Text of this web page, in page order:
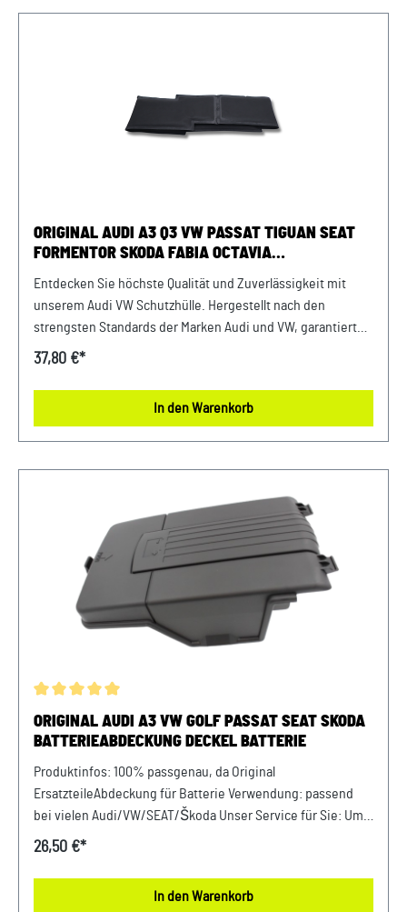
Ihnen die Möglichkeit, uns vor Ihrer Bestellung oder in der
Kaufabwicklung die 17-stellige Fahrgestellnummer (Bsp.
ORIGINAL AUDI A3 Q3 VW PASSAT TIGUAN SEAT
FORMENTOR SKODA FABIA OCTAVIA
Entdecken Sie höchste Qualität und Zuverlässigkeit mit
unserem Audi VW Schutzhülle. Hergestellt nach den
strengsten Standards der Marken Audi und VW, garantiert
dieser Schutzhülle eine lange Lebensdauer und
Stabilität Ihrer Fahrzeuge mit unseren hochwertigen
Originalteilen. Produktinfos: 100% passgenau, da Original
PR-Nummer: 2JD, TJ7, TL1, 8Z4 uvm. Unser Service für Sie:
Um Fehlkäufe zu vermeiden, bieten wir Ihnen die
Möglichkeit, uns vor Ihrer Bestellung oder in der
Kaufabwicklung die 17-stellige Fahrgestellnummer (Bsp.
VW: WVWZZZ... Audi: WAUZZZ...) Ihres Fahrzeugs
mitzuteilen. Wir prüfen vorab, ob der gewünschte Artikel
zum Fahrzeug passt.,
37,80 €*
In den Warenkorb
Durchschnittliche Bewertung von 5 von 5 Sternen
ORIGINAL AUDI A3 VW GOLF PASSAT SEAT SKODA
BATTERIEABDECKUNG DECKEL BATTERIE
Produktinfos: 100% passgenau, da Original
ErsatzteileAbdeckung für Batterie Verwendung: passend
bei vielen Audi/VW/SEAT/Škoda Unser Service für Sie: Um
Fehlkäufe zu vermeiden, bieten wir Ihnen die Möglichkeit,
stellige Fahrgestellnummer(Bsp. VW: WVWZZZ... Audi:
WAUZZZ...) Ihres Fahrzeugs mitzuteilen. Wir prüfen vorab,
26,50 €*
In den Warenkorb